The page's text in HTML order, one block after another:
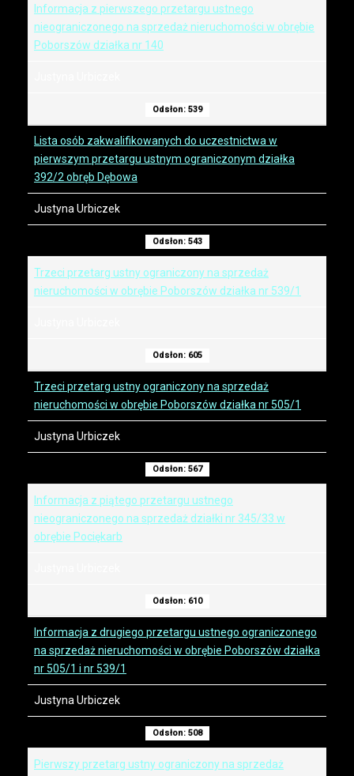
Informacja z pierwszego przetargu ustnego
nieograniczonego na sprzedaż nieruchomości w obrębie
Poborszów działka nr 140
Odsłon: 539
Lista osób zakwalifikowanych do uczestnictwa w
pierwszym przetargu ustnym ograniczonym działka
392/2 obręb Dębowa
Justyna Urbiczek
Odsłon: 543
Trzeci przetarg ustny ograniczony na sprzedaż
nieruchomości w obrębie Poborszów działka nr 539/1
Odsłon: 605
Trzeci przetarg ustny ograniczony na sprzedaż
nieruchomości w obrębie Poborszów działka nr 505/1
Justyna Urbiczek
Odsłon: 567
Informacja z piątego przetargu ustnego
nieograniczonego na sprzedaż działki nr 345/33 w
obrębie Pociękarb
Odsłon: 610
Informacja z drugiego przetargu ustnego ograniczonego
na sprzedaż nieruchomości w obrębie Poborszów działka
nr 505/1 i nr 539/1
Justyna Urbiczek
Odsłon: 508
Pierwszy przetarg ustny ograniczony na sprzedaż